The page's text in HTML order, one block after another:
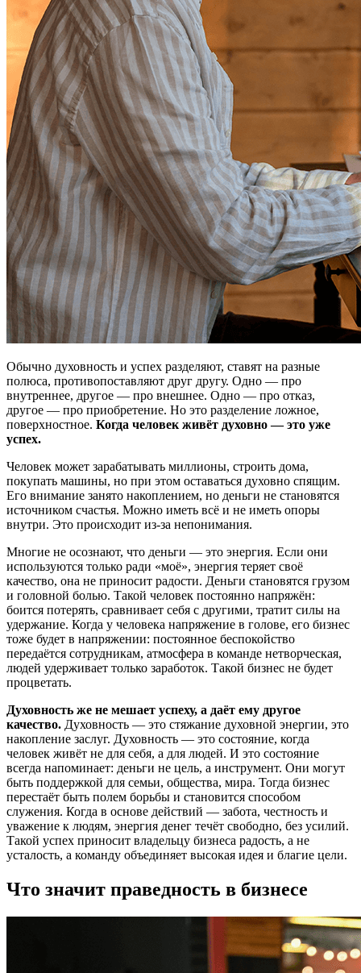
Обычно духовность и успех разделяют, ставят на разные
полюса, противопоставляют друг другу. Одно — про
внутреннее, другое — про внешнее. Одно — про отказ,
другое — про приобретение. Но это разделение ложное,
поверхностное. Когда человек живёт духовно — это уже
успех.
Человек может зарабатывать миллионы, строить дома,
покупать машины, но при этом оставаться духовно спящим.
Его внимание занято накоплением, но деньги не становятся
источником счастья. Можно иметь всё и не иметь опоры
внутри. Это происходит из-за непонимания.
Многие не осознают, что деньги — это энергия. Если они
используются только ради «моё», энергия теряет своё
качество, она не приносит радости. Деньги становятся грузом
и головной болью. Такой человек постоянно напряжён:
боится потерять, сравнивает себя с другими, тратит силы на
удержание. Когда у человека напряжение в голове, его бизнес
тоже будет в напряжении: постоянное беспокойство
передаётся сотрудникам, атмосфера в команде нетворческая,
людей удерживает только заработок. Такой бизнес не будет
процветать.
Духовность же не мешает успеху, а даёт ему другое
качество. Духовность — это стяжание духовной энергии, это
накопление заслуг. Духовность — это состояние, когда
человек живёт не для себя, а для людей. И это состояние
всегда напоминает: деньги не цель, а инструмент. Они могут
быть поддержкой для семьи, общества, мира. Тогда бизнес
перестаёт быть полем борьбы и становится способом
служения. Когда в основе действий — забота, честность и
уважение к людям, энергия денег течёт свободно, без усилий.
Такой успех приносит владельцу бизнеса радость, а не
усталость, а команду объединяет высокая идея и благие цели.
Что значит праведность в бизнесе